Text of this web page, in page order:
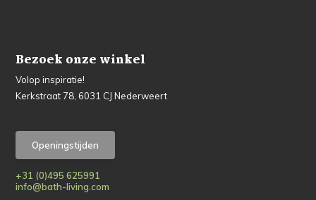
Bezoek onze winkel
Volop inspiratie!
Kerkstraat 78, 6031 CJ Nederweert
Openingstijden
+31 (0)495 625991
info@bath-living.com